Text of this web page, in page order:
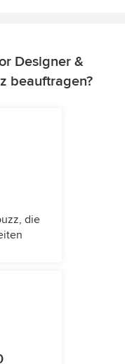
Designer &
beauftragen?
die